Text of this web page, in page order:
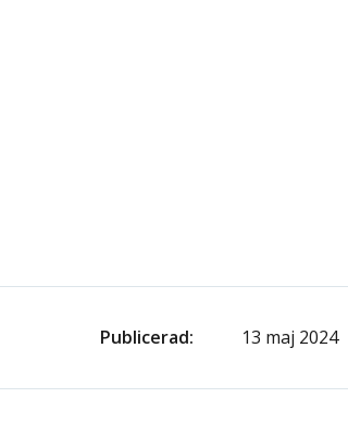
Publicerad 13 maj 2024